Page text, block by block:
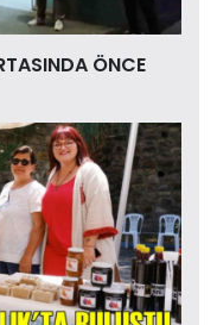
ÖNCE